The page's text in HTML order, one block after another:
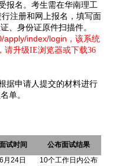
报名。考生需在华南理工
注册和网上报名，填写面
、身份证原件扫描件。
apply/index/login ，该系统
请升级IE浏览器或下载36
据申请人提交的材料进行
单。
试时间
公布面试结果
6 月24日 10个工作日内公布